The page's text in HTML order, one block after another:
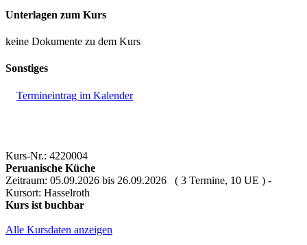
Unterlagen zum Kurs
keine Dokumente zu dem Kurs
Sonstiges
Termineintrag im Kalender
Kurs-Nr.: 4220004
Peruanische Küche
Zeitraum: 05.09.2026 bis 26.09.2026 ( 3 Termine, 10 UE ) -
Kursort: Hasselroth
Kurs ist buchbar
Alle Kursdaten anzeigen